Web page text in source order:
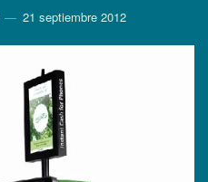
21 septiembre 2012